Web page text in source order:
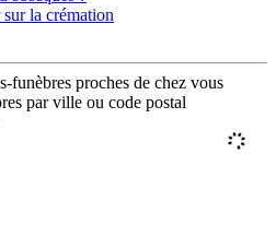
la crémation
funèbres proches de chez vous
par ville ou code postal